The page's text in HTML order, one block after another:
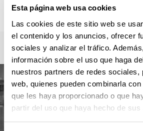
Esta página web usa cookies
Las cookies de este sitio web se
el contenido y los anuncios, ofrecer
sociales y analizar el tráfico.
información sobre el uso que haga
nuestros partners de redes sociales,
web, quienes pueden combinarla
que les haya proporcionado o que
partir del uso que haya hecho de
arteederrak.masterra@ehu.es